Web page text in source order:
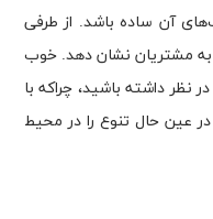
آن ساده باشد. از طرفی
به مشتریان نشان دهد. خوب
داشته باشید، چراکه با
در عین حال تنوع را در محیط